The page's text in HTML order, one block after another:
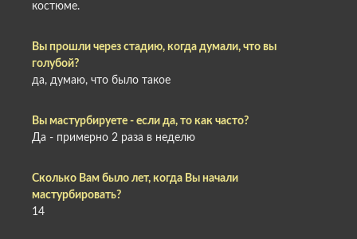
костюме.
Вы прошли через стадию, когда думали, что вы
голубой?
да, думаю, что было такое
Вы мастурбируете - если да, то как часто?
Да - примерно 2 раза в неделю
Сколько Вам было лет, когда Вы начали
мастурбировать?
14